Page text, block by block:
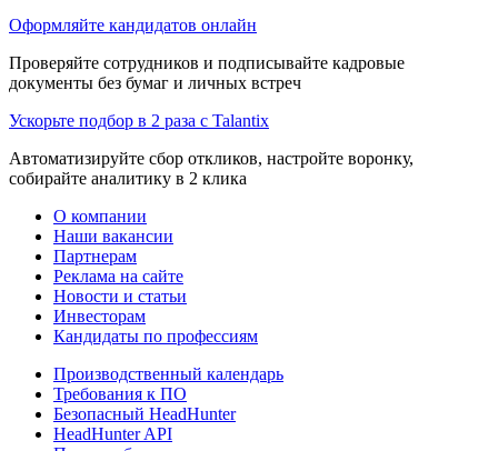
Оформляйте кандидатов онлайн
Проверяйте сотрудников и подписывайте кадровые
документы без бумаг и личных встреч
Ускорьте подбор в 2 раза с Talantix
Автоматизируйте сбор откликов, настройте воронку,
собирайте аналитику в 2 клика
О компании
Наши вакансии
Партнерам
Реклама на сайте
Новости и статьи
Инвесторам
Кандидаты по профессиям
Производственный календарь
Требования к ПО
Безопасный HeadHunter
HeadHunter API